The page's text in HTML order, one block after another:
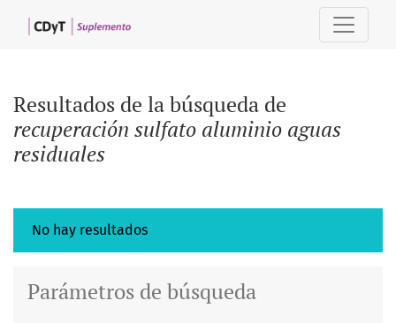
Resultados de la búsqueda de
recuperación sulfato aluminio aguas
residuales
No hay resultados
Parámetros de búsqueda